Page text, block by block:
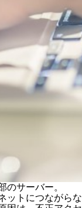
のサーバー。
ットにつながらな